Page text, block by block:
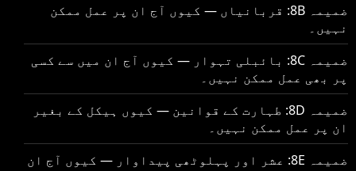
ضمیمہ 8B: قربانیاں — کیوں آج ان پر عمل ممکن
نہیں۔
ضمیمہ 8C: بائبلی تہوار — کیوں آج ان میں سے کسی
پر بھی عمل ممکن نہیں۔
ضمیمہ 8D: طہارت کے قوانین — کیوں ہیکل کے بغیر
ان پر عمل ممکن نہیں۔
ضمیمہ 8E: عشر اور پہلوٹھی پیداوار — کیوں آج ان